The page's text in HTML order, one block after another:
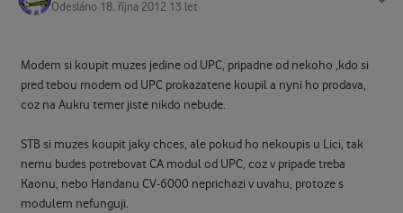
Odesláno 18. října 2012 13 let
Modem si koupit muzes jedine od UPC, pripadne od nekoho ,kdo si
pred tebou modem od UPC prokazatene koupil a nyni ho prodava,
coz na Aukru temer jiste nikdo nebude.
STB si muzes koupit jaky chces, ale pokud ho nekoupis u Lici, tak
nemu budes potrebovat CA modul od UPC, coz v pripade treba
Kaonu, nebo Handanu CV-6000 neprichazi v uvahu, protoze s
modulem nefunguji.